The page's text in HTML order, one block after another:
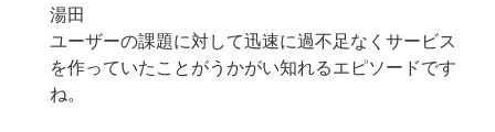
湯田
ユーザーの課題に対して迅速に過不足なくサービス
を作っていたことがうかがい知れるエピソードです
ね。